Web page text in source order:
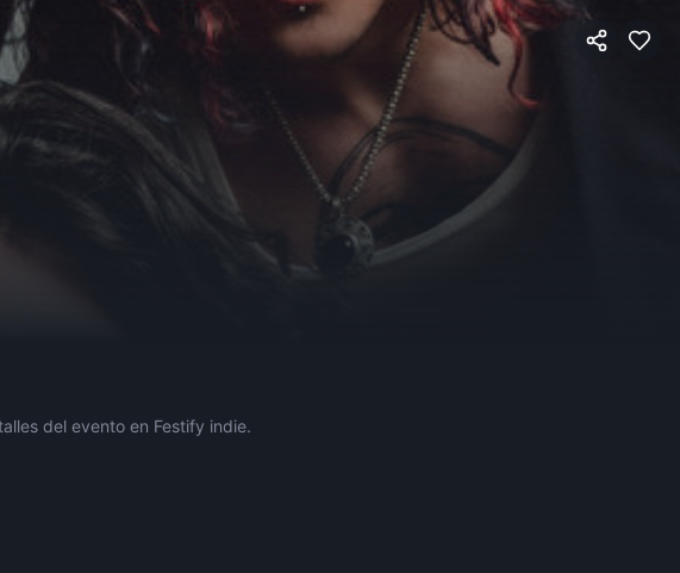
del evento en Festify indie.